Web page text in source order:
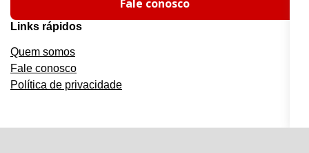
Fale conosco
Links rápidos
Quem somos
Fale conosco
Política de privacidade